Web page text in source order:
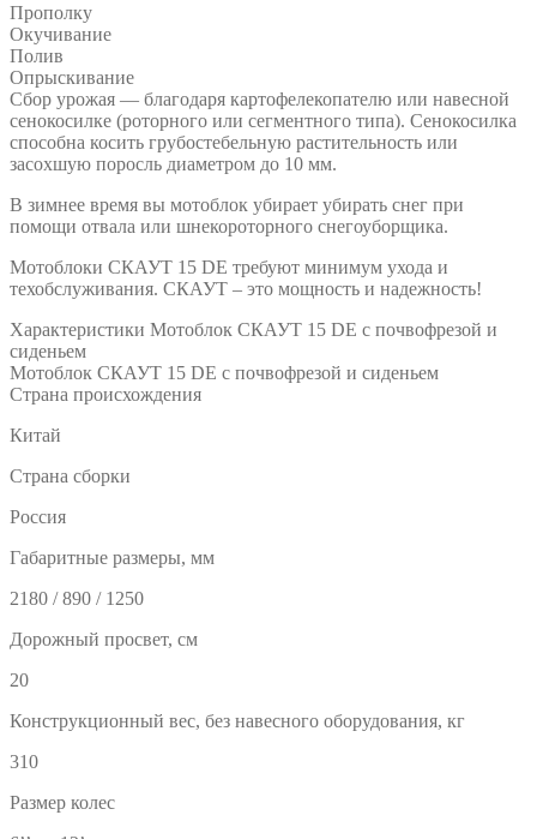
Прополку
Окучивание
Полив
Опрыскивание
Сбор урожая — благодаря картофелекопателю или навесной
сенокосилке (роторного или сегментного типа). Сенокосилка
способна косить грубостебельную растительность или
засохшую поросль диаметром до 10 мм.
В зимнее время вы мотоблок убирает убирать снег при
помощи отвала или шнекороторного снегоуборщика.
Мотоблоки СКАУТ 15 DE требуют минимум ухода и
техобслуживания. СКАУТ – это мощность и надежность!
Характеристики Мотоблок СКАУТ 15 DE с почвофрезой и
сиденьем
Мотоблок СКАУТ 15 DE с почвофрезой и сиденьем
Страна происхождения
Китай
Страна сборки
Россия
Габаритные размеры, мм
2180 / 890 / 1250
Дорожный просвет, см
20
Конструкционный вес, без навесного оборудования, кг
310
Размер колес